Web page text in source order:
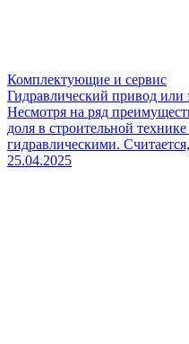
Комплектующие и сервис
Гидравлический привод
Несмотря на ряд
доля в строительной
гидравлическими.
25.04.2025